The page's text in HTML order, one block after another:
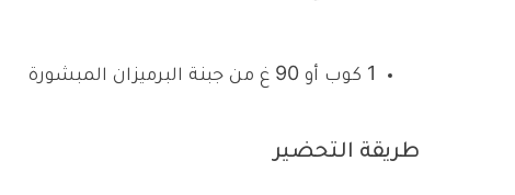
1 كوب أو 90 غ من جبنة البرميزان المبشورة
طريقة التحضير